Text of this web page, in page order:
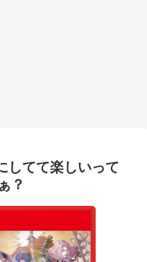
してて楽しいって
？